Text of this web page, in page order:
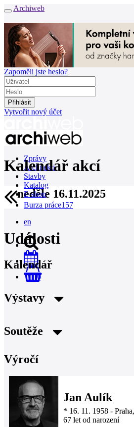
Archiweb
Zapoměli jste heslo?
Vytvořit nový účet
Zprávy
Architekti
Stavby
Katalog
E-shop
Burza práce157
en
0
Kalendář akcí
neděle 16.11.2025
Události
Kalendář
Výstavy
Soutěže
Výročí
Jan Aulík
* 16. 11. 1958 -
67 let od narození